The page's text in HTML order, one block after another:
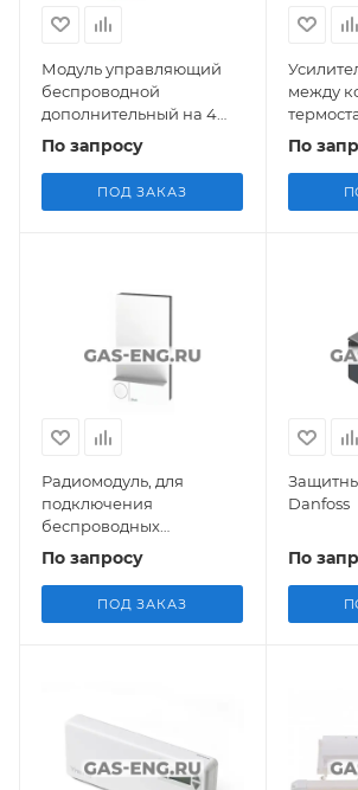
Модуль управляющий
беспроводной
дополнительный на 4
зоны, Salus
По запросу
ПОД ЗАКАЗ
между
По
Радиомодуль, для
подключения
беспроводных
комнатных термостатов
к Мастер контроллеру,
Danfoss
По запросу
ПОД ЗАКАЗ
Danfoss
По